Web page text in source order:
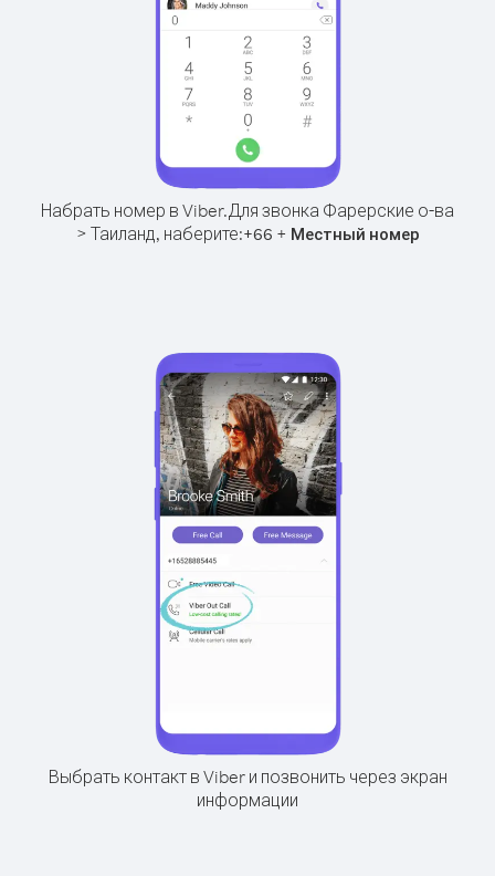
Набрать номер в Viber.Для звонка Фарерские о-ва
> Таиланд, наберите:+66 + Местный номер
Выбрать контакт в Viber и позвонить через экран
информации